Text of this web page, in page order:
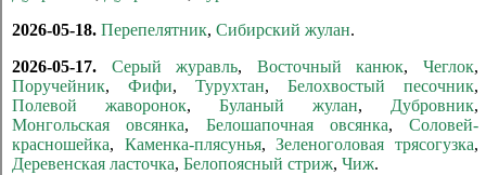
2026-05-18. Перепелятник, Сибирский жулан.
2026-05-17.
Серый журавль, Восточный канюк,Чеглок,
Поручейник, Фифи, Турухтан, Белохвостый песочник,
Полевой жаворонок, Буланый жулан, Дубровник,
Монгольская овсянка, Белошапочная овсянка, Соловей-
красношейка, Каменка-плясунья,Зеленоголовая трясогузка,
Деревенская ласточка, Белопоясный стриж, Чиж.